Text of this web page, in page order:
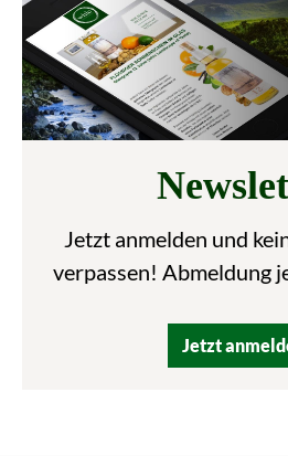
Jetzt anmelden und
verpassen! Abmeldung
Jetzt